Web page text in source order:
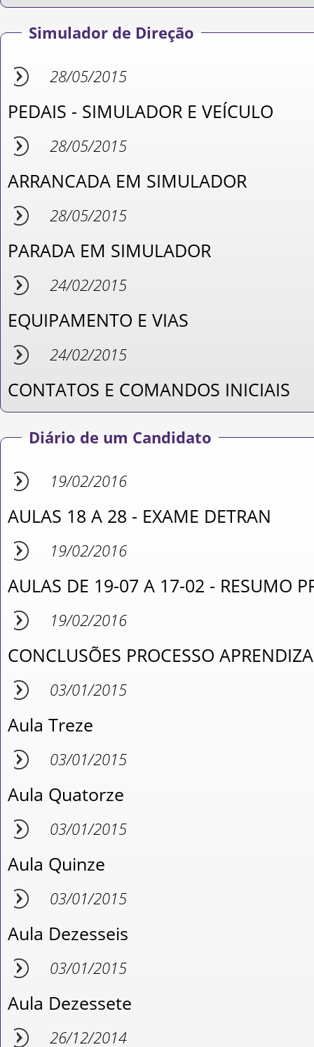
Simulador de Direção
28/05/2015
PEDAIS - SIMULADOR E VEÍCULO
28/05/2015
ARRANCADA EM SIMULADOR
28/05/2015
PARADA EM SIMULADOR
24/02/2015
EQUIPAMENTO E VIAS
24/02/2015
CONTATOS E COMANDOS INICIAIS
Diário de um Candidato
19/02/2016
AULAS 18 A 28 - EXAME DETRAN
19/02/2016
AULAS DE 19-07 A 17-02 - RESUMO
19/02/2016
CONCLUSÕES PROCESSO
03/01/2015
Aula Treze
03/01/2015
Aula Quatorze
03/01/2015
Aula Quinze
03/01/2015
Aula Dezesseis
03/01/2015
Aula Dezessete
26/12/2014